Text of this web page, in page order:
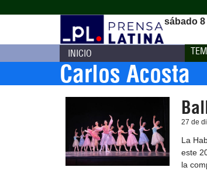
sábado
INICIO
Carlos Acosta
27 de
La
este
la